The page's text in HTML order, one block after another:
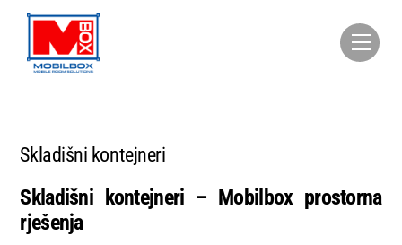
Skip
content
Skladišni kontejneri
Skladišni kontejneri – Mobilbox prostorna
rješenja